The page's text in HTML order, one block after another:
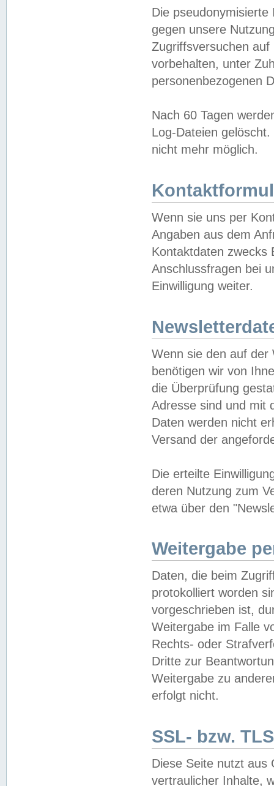
Die
gegen unsere
Zugriffsversuchen
vorbehalten, unter
personenbezogenen
Nach 60 Tagen
Log-Dateien
nicht mehr möglich.
Wenn sie uns per
Angaben aus dem
Kontaktdaten zwecks
Anschlussfragen bei
Einwilligung weiter.
Wenn sie den auf der
benötigen wir von
die Überprüfung
Adresse sind und mit
Daten werden nicht
Versand der
Die erteilte
deren Nutzung zum
etwa über den
Weitergabe
Daten, die beim
protokolliert worden
vorgeschrieben ist,
Weitergabe im Falle
Rechts- oder
Dritte zur
Weitergabe zu
erfolgt nicht.
SSL- bzw.
Diese Seite nutzt aus
vertraulicher Inhalte,